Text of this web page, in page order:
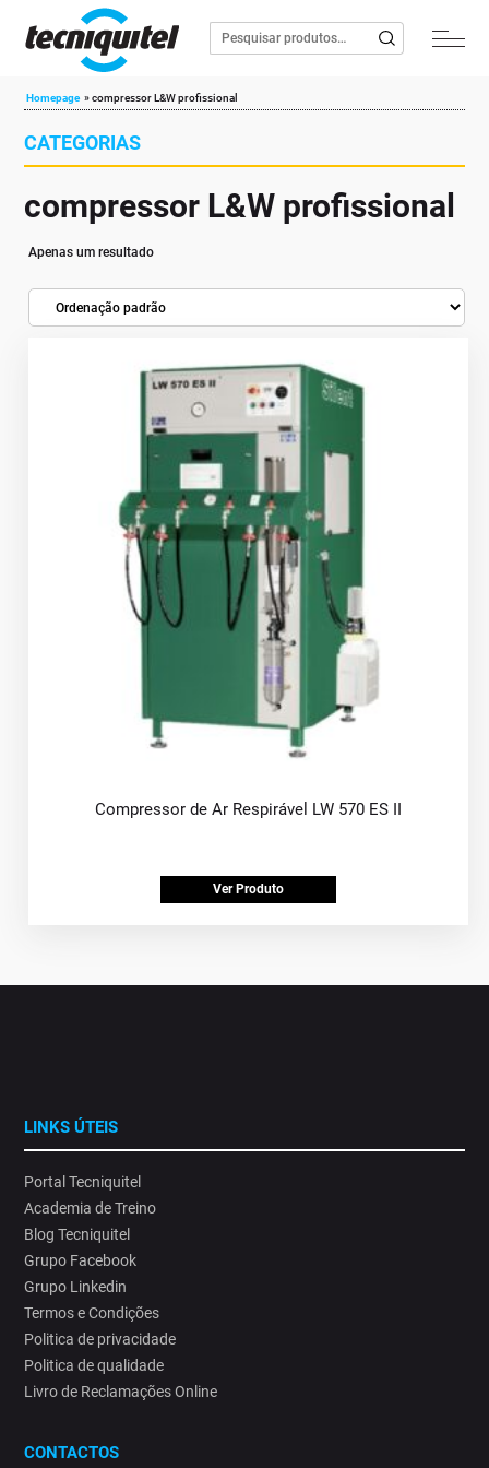
Homepage »compressor L&W profissional
CATEGORIAS
compressor L&W profissional
Apenas um resultado
Compressor de Ar Respirável LW 570 ES II
Ver Produto
LINKS ÚTEIS
Portal Tecniquitel
Academia de Treino
Blog Tecniquitel
Grupo Facebook
Grupo Linkedin
Termos e Condições
Politica de privacidade
Politica de qualidade
Livro de Reclamações Online
CONTACTOS